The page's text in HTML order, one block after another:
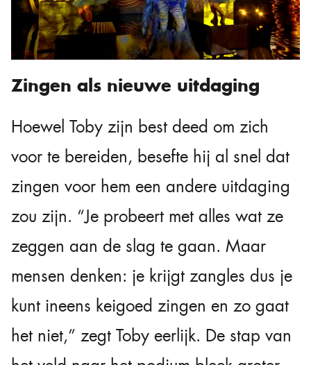
Zingen als nieuwe uitdaging
Hoewel Toby zijn best deed om zich
voor te bereiden, besefte hij al snel dat
zingen voor hem een andere uitdaging
zou zijn. “Je probeert met alles wat ze
zeggen aan de slag te gaan. Maar
mensen denken: je krijgt zangles dus je
kunt ineens keigoed zingen en zo gaat
het niet,” zegt Toby eerlijk. De stap van